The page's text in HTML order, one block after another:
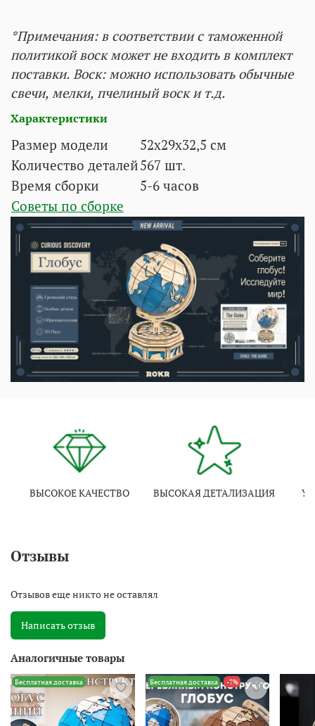
*Примечания: в соответствии с таможенной
политикой воск может не входить в комплект
поставки. Воск: можно использовать обычные
свечи, мелки, пчелиный воск и т.д.
Характеристики
Размер модели
52х29х32,5 см
Количество деталей567 шт.
Время сборки
5-6 часов
Советы по сборке
ВЫСОКОЕ КАЧЕСТВО ВЫСОКАЯ ДЕТАЛИЗАЦИЯ
Отзывы
Отзывов еще никто не оставлял
Написать отзыв
Аналогичные товары
Бесплатная доставка Бесплатная доставка -7%